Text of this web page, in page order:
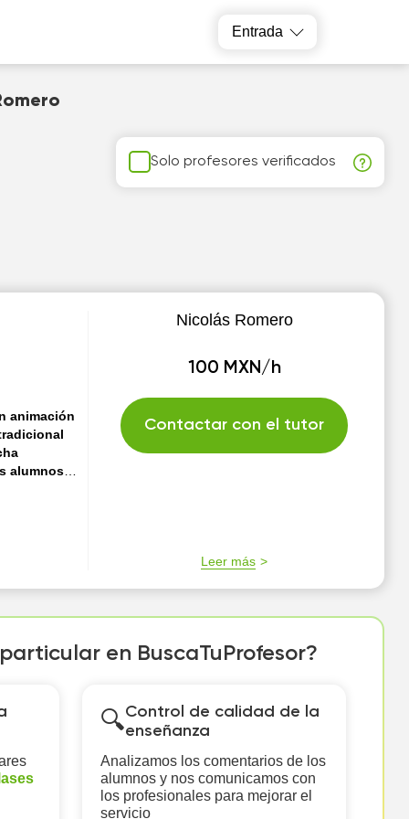
Entrada
Solo profesores verificados
animación
alumnos
Nicolás Romero
100 MXN/h
Contactar con el tutor
Leer más
en BuscaTuProfesor?
🔍Control de calidad de la
enseñanza
Analizamos los comentarios de los
alumnos y nos comunicamos con
los profesionales para mejorar el
servicio